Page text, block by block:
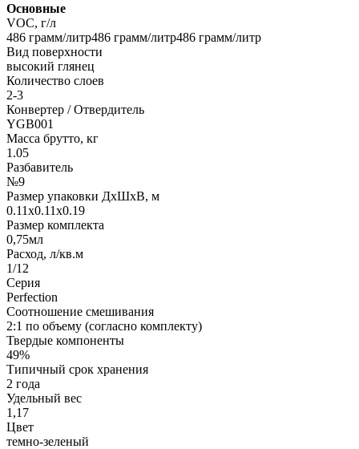
Основные
VOC, г/л
486 грамм/литр486 грамм/литр486 грамм/литр
Вид поверхности
высокий глянец
Количество слоев
2-3
Конвертер / Отвердитель
YGB001
Масса брутто, кг
1.05
Разбавитель
№9
Размер упаковки ДхШхВ, м
0.11x0.11x0.19
Размер комплекта
0,75мл
Расход, л/кв.м
1/12
Серия
Perfection
Соотношение смешивания
2:1 по объему (согласно комплекту)
Твердые компоненты
49%
Типичный срок хранения
2 года
Удельный вес
1,17
Цвет
темно-зеленый